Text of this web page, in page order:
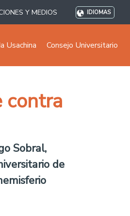
Y MEDIOS IDIOMAS
Usachina Consejo Universitario
contra
Sobral,
de